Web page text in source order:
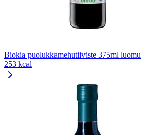
Biokia puolukkamehutiiviste 375ml luomu
253 kcal